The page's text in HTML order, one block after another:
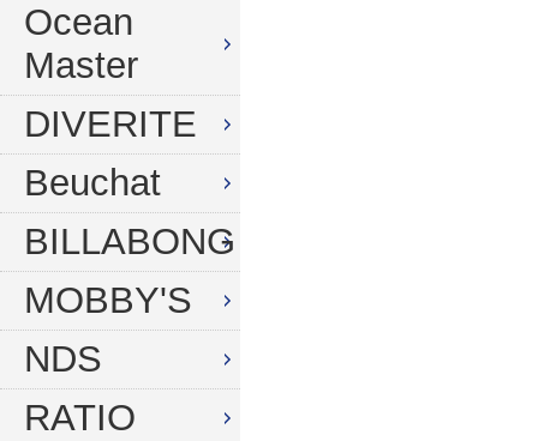
Ocean
Master
DIVERITE
Beuchat
BILLABONG
MOBBY'S
NDS
RATIO